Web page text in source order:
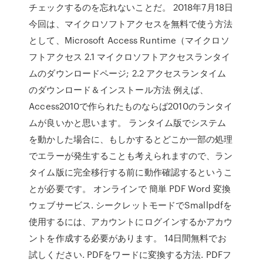
チェックするのを忘れないことだ。 2018年7月18日
今回は、マイクロソフトアクセスを無料で使う方法
として、Microsoft Access Runtime（マイクロソ
フトアクセス 2.1 マイクロソフトアクセスランタイ
ムのダウンロードページ; 2.2 アクセスランタイム
のダウンロード＆インストール方法 例えば、
Access2010で作られたものならば2010のランタイ
ムが良いかと思います。 ランタイム版でシステム
を動かした場合に、もしかするとどこか一部の処理
でエラーが発生することも考えられますので、ラン
タイム版に完全移行する前に動作確認するというこ
とが必要です。 オンラインで 簡単 PDF Word 変換
ウェブサービス. シークレットモードでSmallpdfを
使用するには、アカウントにログインするかアカウ
ントを作成する必要があります。 14日間無料でお
試しください. PDFをワードに変換する方法. PDFフ